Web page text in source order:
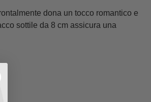
dona un tocco romantico e
sottile da 8 cm assicura una